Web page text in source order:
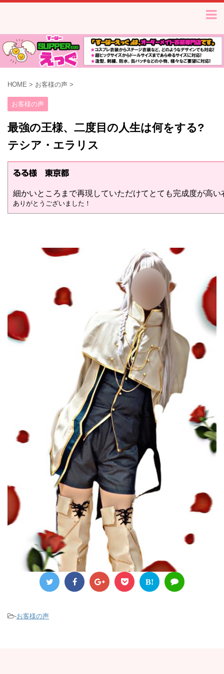
HOME > お客様の声 >
お客様の声
最強の王様、二度目の人生は何をする?
テシア・エラリス
るる様 東京都
細かいところまで再現していただけてとても完成度が高
B!
-お客様の声